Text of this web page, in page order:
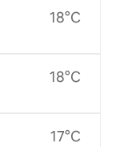
18°C
18°C
17°C